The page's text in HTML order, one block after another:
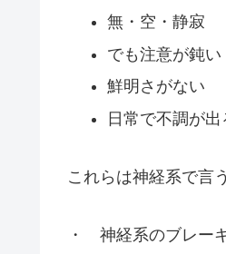
無・空・静寂
でも注意が鈍い
鮮明さがない
日常で不調が出
これらは神経系で言
・ 神経系のブレー